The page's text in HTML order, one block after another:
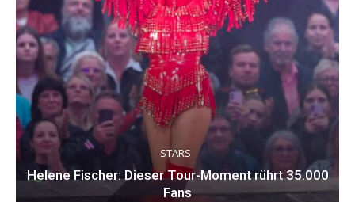
STARS
Helene Fischer: Dieser Tour-Moment rührt 35.000
Fans